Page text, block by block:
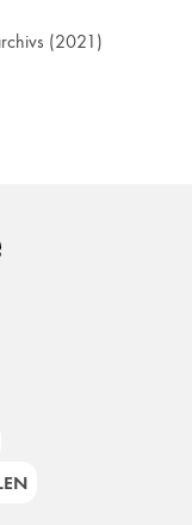
(2021)